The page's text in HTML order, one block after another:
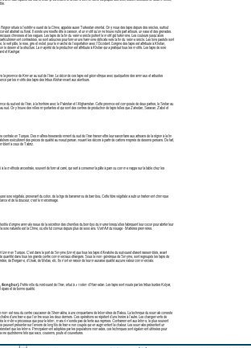
Région située à l’extrême ouest de la Chine, appelée aussi Turkestan oriental. On y noue des tapis depuis des siècles, surtout
est abstrait ou floral. Il existe une rosette dite à caisson, et un motif qu’on ne trouve nulle part ailleurs, un vase et des grenades.
chinoises et les vagues. Les tapis de la fin du 19ème siècle portent le motif gül turkmène. Les couleurs jusqu’alors
contrastées, se sont adoucies pour former une harmonie délicate vers la fin du 19ème siècle. Les tons pastels sont
le vert pâle, le rose, gris et violet, pour le marché de l’exportation avec l’Occident. L’origine des tapis est attribuée à Khotan,
le dessin et la structure. La majorité de la production est attribuée à Khotan qui a pratiqué tous les motifs. Les tapis de soie
et Kashgar.
la province de Kirman au sud de l’Iran. Le décor de ces tapis est géométrique avec quelquefois des animaux et arbustes
par les motifs des tapis des tribus Afshar vivant aux alentours.
du sud-est de l’Iran, à la frontière avec le Pakistan et l’Afghanistan. Cette province est composée de deux parties, le Sistan au
sud. On y trouve des villes importantes et qui sont des centres de production de tapis telles que Zahedan, Saravan, Zabol et
centrale en Turquie. Des maîtres-tisserands vinrent du sud de l’Iran transmettre leur savoir-faire aux artisans de la région à la fin
exécutèrent des pièces de qualité au noeud persan, nouant les décors à partir de cartons inspirés de dessins persans. De fait,
à ceux de Tabriz.
la méthode ancestrale, souvent de format carré, qui sert à conserver la pâte à pain ou comme nappe sur la table chez les
soie végétale, provenant du coton, de la tige de bananier ou de bambou. Cette fibre végétale a subi un traitement chimique
et de la douceur, c'est le mercerisage.
d’origine animale issue de la sécrétion des chenilles du bombyx du murier lorsqu’elles fabriquent leur cocon pour abriter leur
la soie naturelle est la Chine, où elle fut connue depuis plus de 5000 ans. Voirl'Art du nouage - Matières premières.
en Turquie. C’est dans le port de Smyrne (Izmir) que tous les tapis d’Anatolie du sud-ouest étaient rassemblés, avant
quantité dans tous les grands centre commerciaux étrangers. Sous le nom générique de Smyrne, sont regroupés les tapis de
de Bergame, d’Usak, de Mélas, etc. Ils n’ont en raison de leur mauvaise qualité aucune valeur commerciale.
Songhur):Petite ville du nord-ouest de l’Iran, situé à ± 110km d’Hamadan. Les tapis sont noués par les tribus kurdes Kolyaï,
et de bonne qualité.
nom est issu du centre caucasien de Shemakha, à une cinquantaine de kilomètres de Bakou. La technique du soumak consiste
d’une trame que l’on tire sous les deux derniers. Ces opérations se répètent d’une lisière à l’autre. Les changements de
le même processus que pour le kilim, mais il n’existe pas de fente aux reprises. Contrairement aux kilims, le plus souvent
peuvent présenter sur l’envers de long fils de trame non coupés qui en augmentent la chaleur. Les soumaks présentent un
que les kilims. Principalement adoptées par les populations nomades, ces techniques sont également utilisées pour
vie quotidienne tels que sacs, coussins, poufs et couvertures.